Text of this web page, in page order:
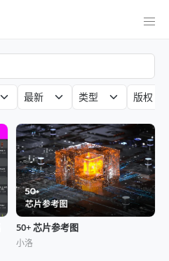
最新 类型 版权
50+ 芯片参考图
小洛